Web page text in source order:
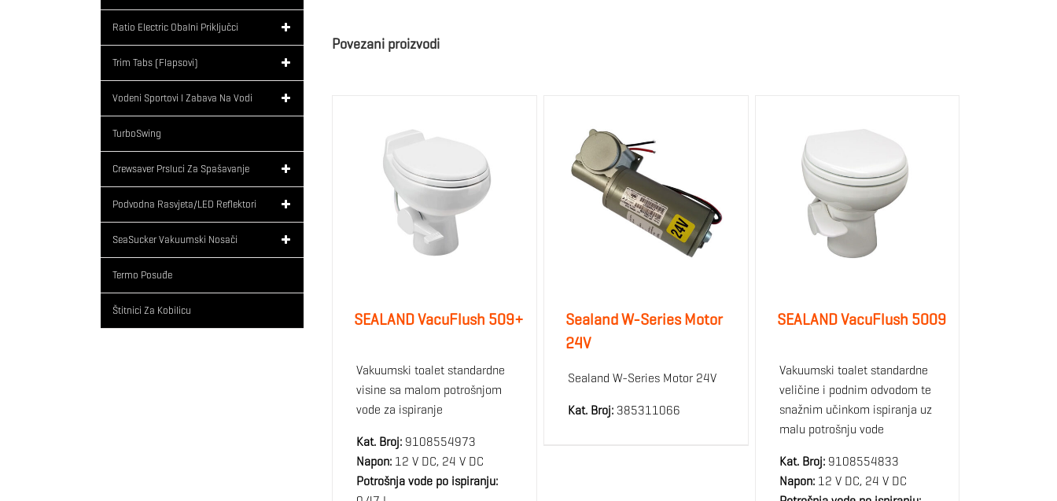
Povezani proizvodi
SEALAND VacuFlush 509+
Vakuumski toalet standardne
visine sa malom potrošnjom
vode za ispiranje
Kat. Broj: 9108554973
Napon: 12 V DC, 24 V DC
Potrošnja vode po ispiranju:
Sealand W-Series Motor
24V
Sealand W-Series Motor 24V
Kat. Broj:385311066
SEALAND VacuFlush 5009
Vakuumski toalet standardne
veličine i podnim odvodom te
snažnim učinkom ispiranja uz
malu potrošnju vode
Kat. Broj:9108554833
Napon:12 V DC, 24 V DC
Ratio Electric Obalni Priključci
Trim Tabs (flapsovi)
Vodeni Sportovi I Zabava Na Vodi
TurboSwing
Crewsaver Prsluci Za Spašavanje
Podvodna Rasvjeta/LED Reflektori
SeaSucker Vakuumski Nosači
Termo Posuđe
Štitnici Za Kobilicu